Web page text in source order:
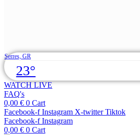
Skip
to
content
Serres, GR
23°
WATCH LIVE
FAQ's
0,00 € 0 Cart
Facebook-f Instagram X-twitter Tiktok
Facebook-f Instagram
0,00 € 0 Cart